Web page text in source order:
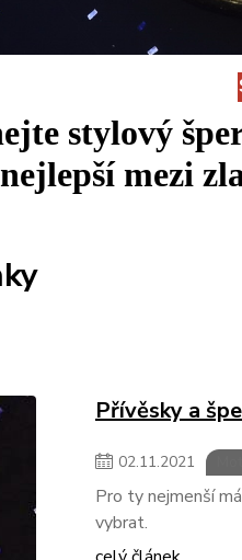
stylový
nejlepší mezi
Přívěsky a
02.11.2021
Pro ty nejmenší
vybrat.